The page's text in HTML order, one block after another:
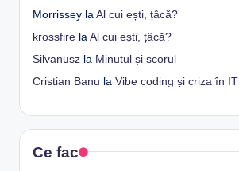
Morrissey la Al cui ești, țâcă?
krossfire la Al cui ești, țâcă?
Silvanusz la Minutul și scorul
Cristian Banu la Vibe coding și criza în IT
Ce fac